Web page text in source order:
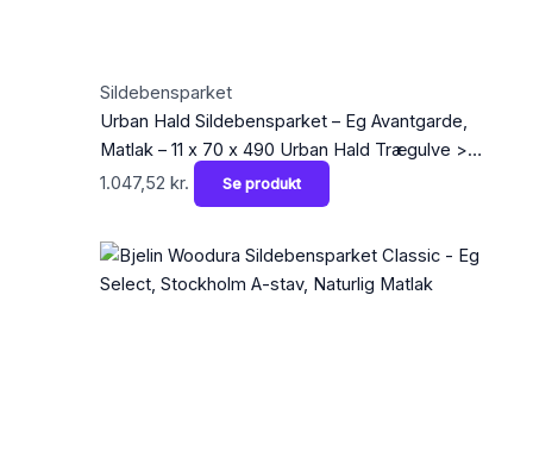
Sildebensparket
Urban Hald Sildebensparket – Eg Avantgarde,
Matlak – 11 x 70 x 490 Urban Hald Trægulve >
Sildebensparket
1.047,52 kr. Se produkt